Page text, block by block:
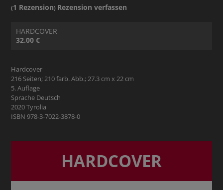
(1 Rezension) Rezension verfassen
HARDCOVER
32.00 €
Hardcover
216 Seiten; 210 farb. Abb.; 27.3 cm x 22 cm
5. Auflage
Sprache Deutsch
2020 Tyrolia
ISBN 978-3-7022-3878-0
HARDCOVER